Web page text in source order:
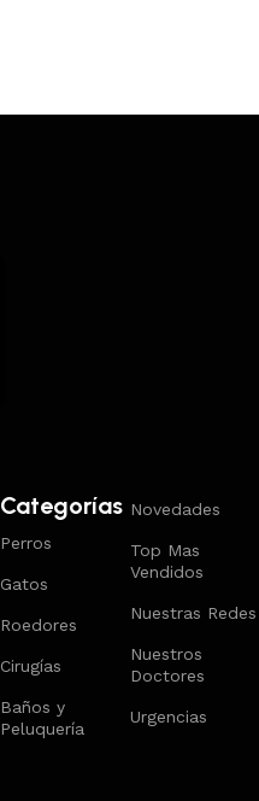
Categorías
Perros
Gatos
Roedores
Cirugías
Baños y
Peluquería
Novedades
Top Mas
Vendidos
Nuestras Redes
Nuestros
Doctores
Urgencias